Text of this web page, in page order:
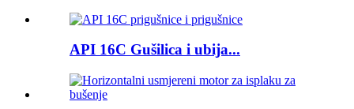
API 16C Gušilica i ubija...